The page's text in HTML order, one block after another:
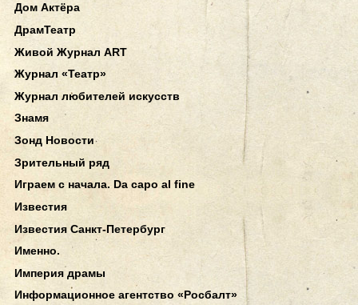
Дом Актёра
ДрамТеатр
Живой Журнал ART
Журнал «Театр»
Журнал любителей искусств
Знамя
Зонд Новости
Зрительный ряд
Играем с начала. Da capo al fine
Известия
Известия Санкт-Петербург
Именно.
Империя драмы
Информационное агентство «Росбалт»